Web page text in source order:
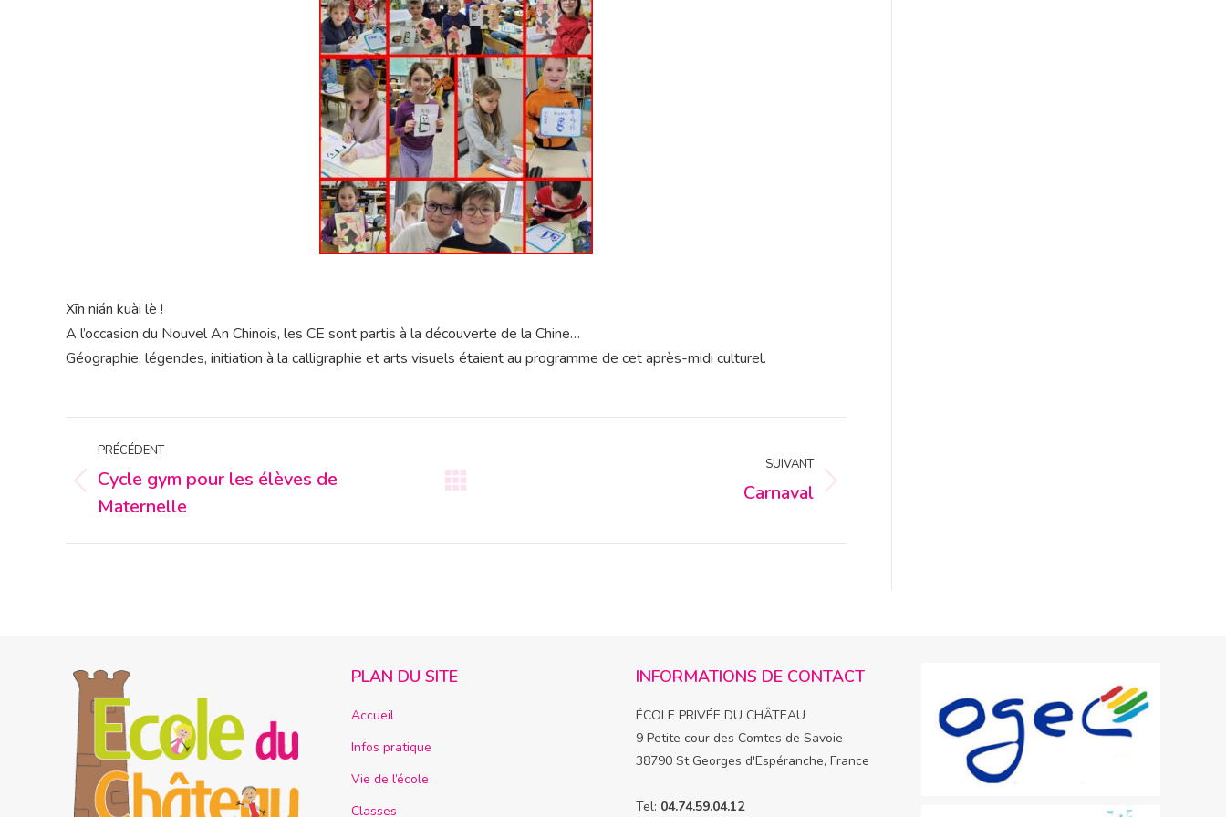
Xīn nián kuài lè !
A l’occasion du Nouvel An Chinois, les CE sont partis à la découverte de la Chine…
Géographie, légendes, initiation à la calligraphie et arts visuels étaient au programme de cet après-midi culturel.
ARTICLE
PRÉCÉDENT
Article
précédent
:
Cycle gym pour les élèves de
Maternelle
SUIVANT
:
Carnaval
PLAN DU SITE
Accueil
Infos pratique
Vie de l’école
Classes
INFORMATIONS DE CONTACT
ÉCOLE PRIVÉE DU CHÂTEAU
9 Petite cour des Comtes de Savoie
38790 St Georges d'Espéranche, France
Tel: 04.74.59.04.12